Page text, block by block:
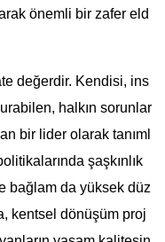
önemli bir zafer eld
değerdir. Kendisi, ins
halkın sorunlar
bir lider olarak tanıml
şaşkınlık
bağlam da yüksek düz
kentsel dönüşüm proj